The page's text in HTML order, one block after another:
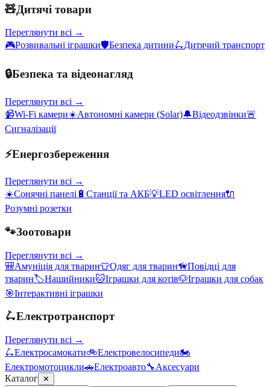
🧸Дитячі товари
Переглянути всі →
🎮Розвивальні іграшки🛡️Безпека дитини🛴Дитячий транспорт
🔒Безпека та відеонагляд
Переглянути всі →
📹Wi-Fi камери☀️Автономні камери (Solar)🔔Відеодзвінки🚨
Сигналізації
⚡Енергозбереження
Переглянути всі →
☀️Сонячні панелі 🔋 Станції та АКБ💡LED освітлення🔌
Розумні розетки
🐾Зоотовари
Переглянути всі →
🎒Амуніція для тварин👕Одяг для тварин🦮Повідці для
тварин🏷️Нашийники🐱Іграшки для котів🐶Іграшки для собак
🎯Інтерактивні іграшки
🛴Електротранспорт
Переглянути всі →
🛴Електросамокати🚲Електровелосипеди🏍️
Електромотоцикли🚗Електроавто🔧Аксесуари
Каталог ✕